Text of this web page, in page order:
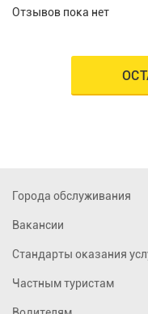
Отзывов пока нет
Города обслуживания
Вакансии
Стандарты оказания
Частным туристам